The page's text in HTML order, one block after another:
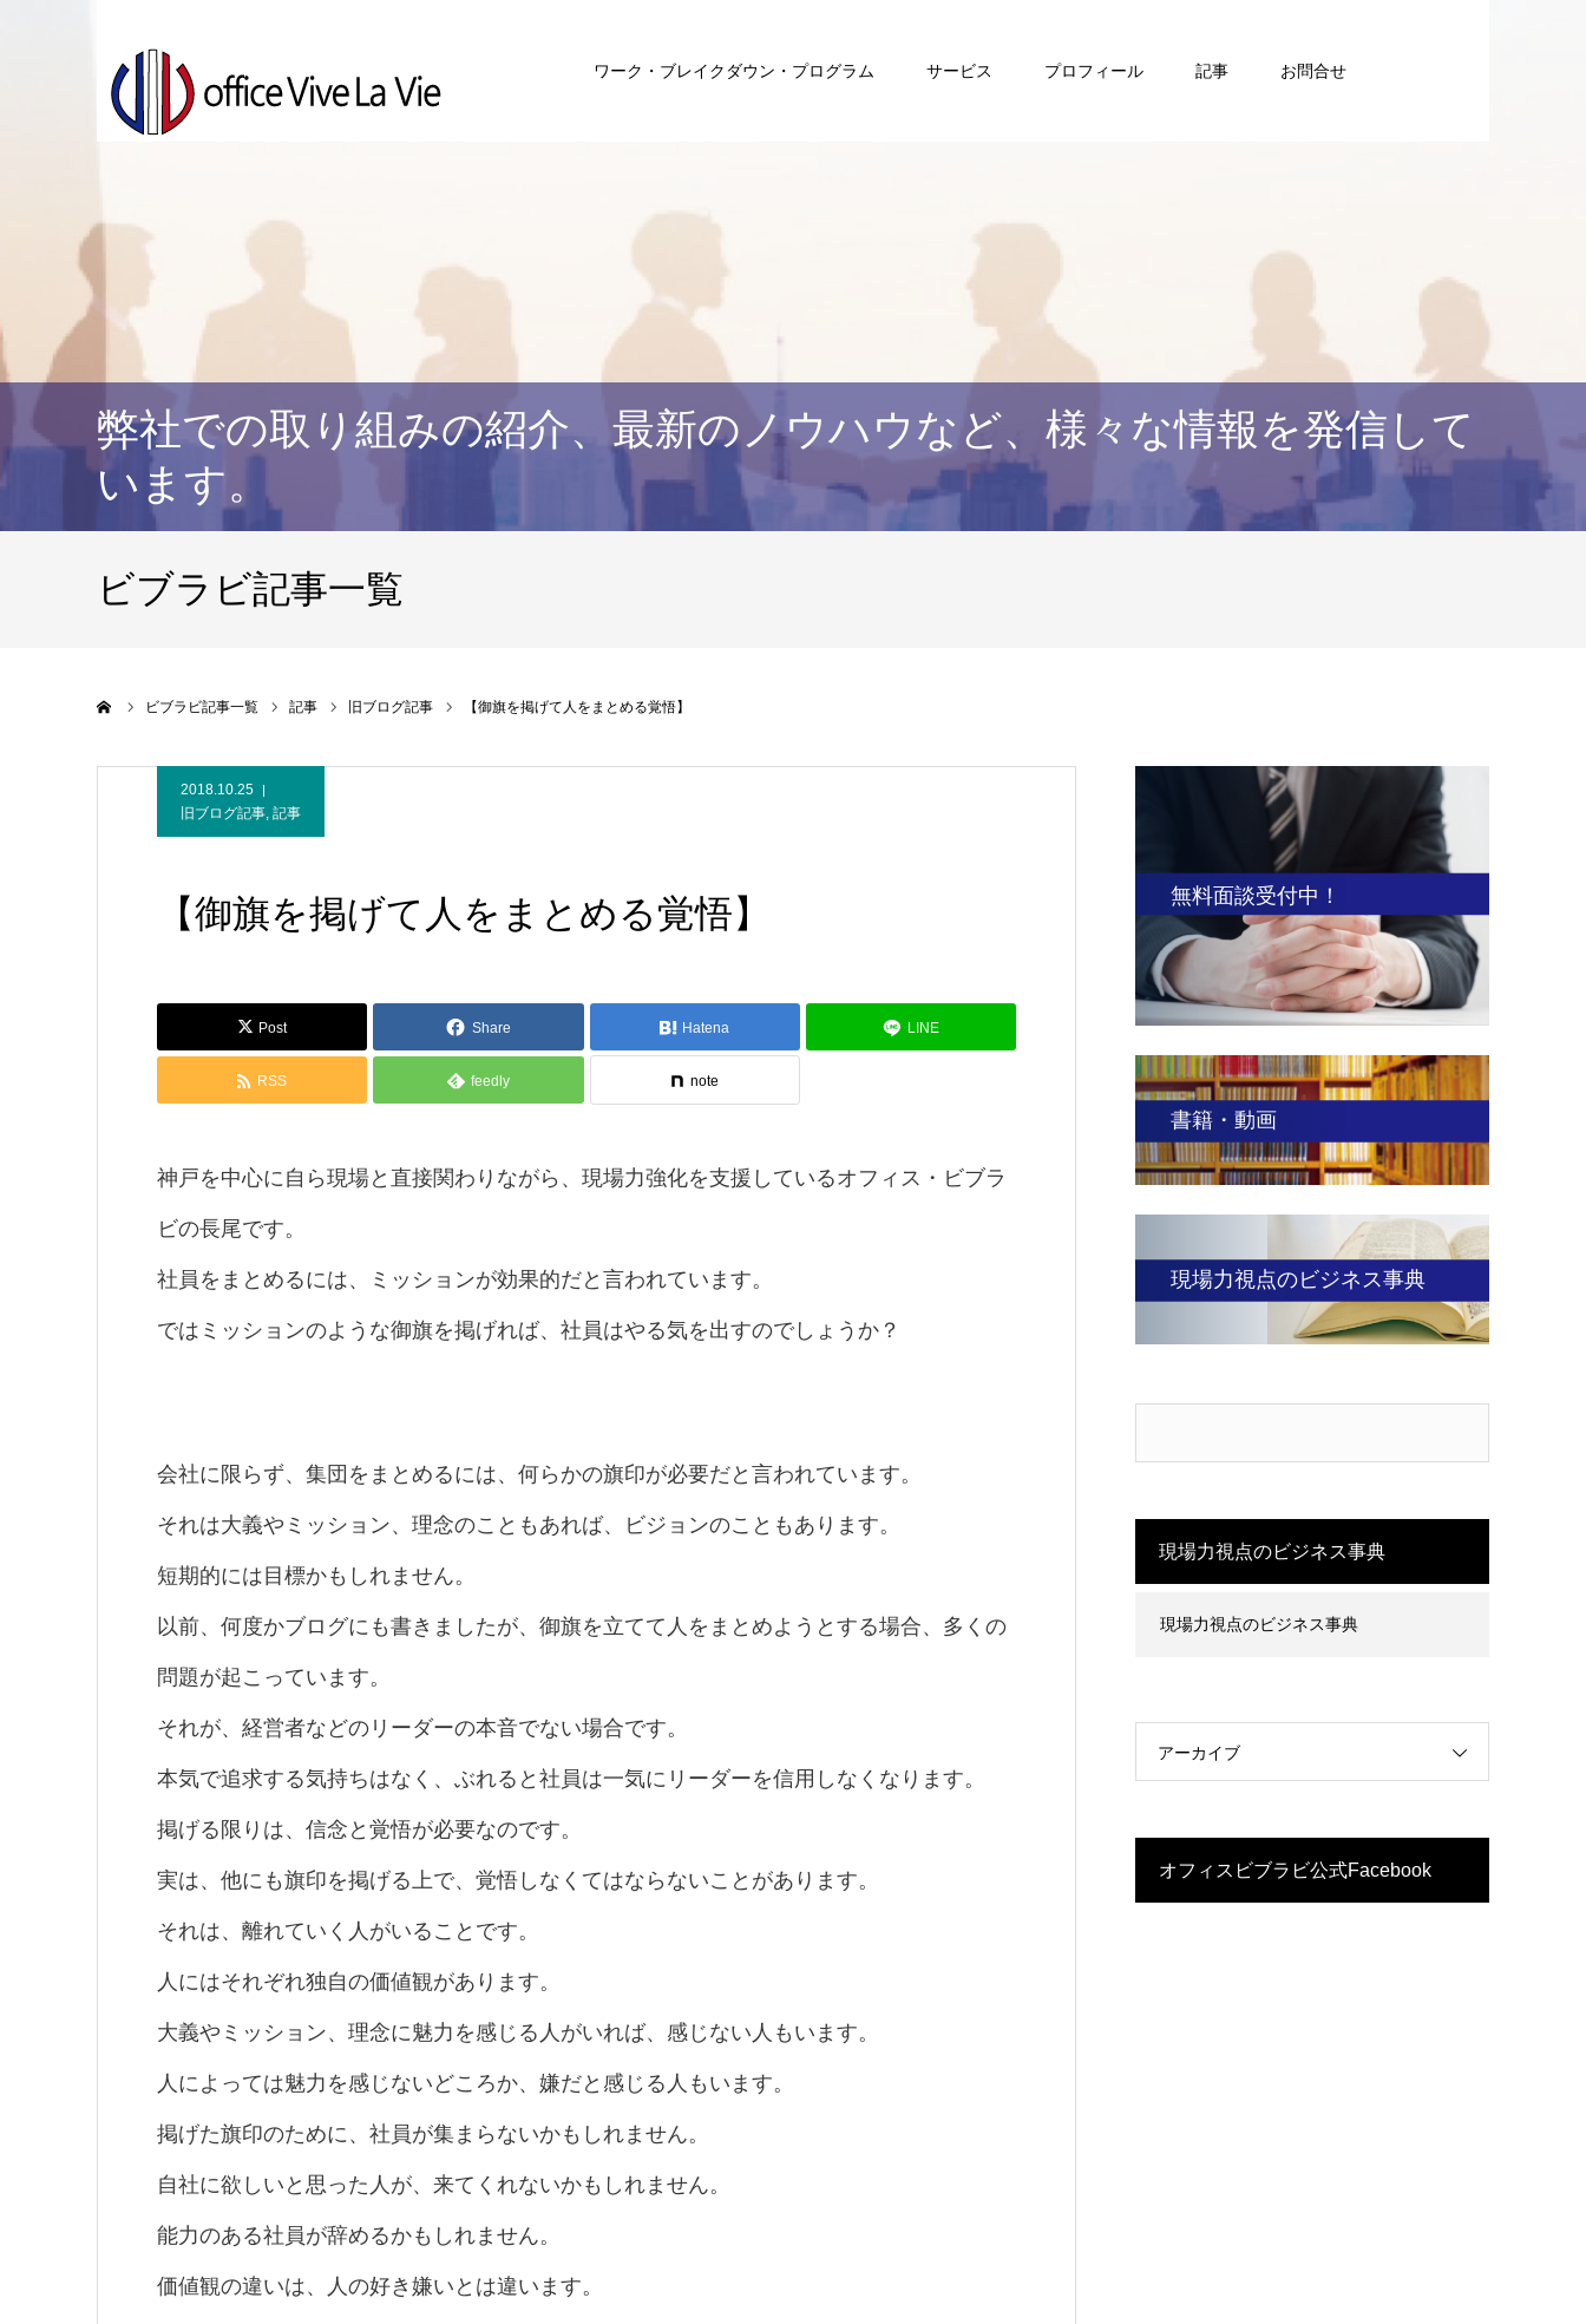
ワーク・ブレイクダウン・プログラム サービス プロフィール 記事 お問合せ
弊社での取り組みの紹介、最新のノウハウなど、様々な情報を発信して
います。
ビブラビ記事一覧
ビブラビ記事一覧 記事 旧ブログ記事 【御旗を掲げて人をまとめる覚悟】
2018.10.25
旧ブログ記事, 記事
【御旗を掲げて人をまとめる覚悟】
Post Share Hatena LINE
RSS feedly note
神戸を中心に自ら現場と直接関わりながら、現場力強化を支援しているオフィス・ビブラ
ビの長尾です。
社員をまとめるには、ミッションが効果的だと言われています。
ではミッションのような御旗を掲げれば、社員はやる気を出すのでしょうか？
会社に限らず、集団をまとめるには、何らかの旗印が必要だと言われています。
それは大義やミッション、理念のこともあれば、ビジョンのこともあります。
短期的には目標かもしれません。
以前、何度かブログにも書きましたが、御旗を立てて人をまとめようとする場合、多くの
問題が起こっています。
それが、経営者などのリーダーの本音でない場合です。
本気で追求する気持ちはなく、ぶれると社員は一気にリーダーを信用しなくなります。
掲げる限りは、信念と覚悟が必要なのです。
実は、他にも旗印を掲げる上で、覚悟しなくてはならないことがあります。
それは、離れていく人がいることです。
人にはそれぞれ独自の価値観があります。
大義やミッション、理念に魅力を感じる人がいれば、感じない人もいます。
人によっては魅力を感じないどころか、嫌だと感じる人もいます。
掲げた旗印のために、社員が集まらないかもしれません。
自社に欲しいと思った人が、来てくれないかもしれません。
能力のある社員が辞めるかもしれません。
価値観の違いは、人の好き嫌いとは違います。
無料面談受付中！
書籍・動画
現場力視点のビジネス事典
現場力視点のビジネス事典
現場力視点のビジネス事典
アーカイブ
オフィスビブラビ公式Facebook